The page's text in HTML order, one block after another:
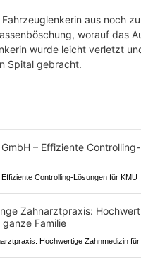
aus noch
worauf das
wurde leicht verletzt
Spital gebracht.
Controlling-Lösungen für KMU
Hochwertige Zahnmedizin